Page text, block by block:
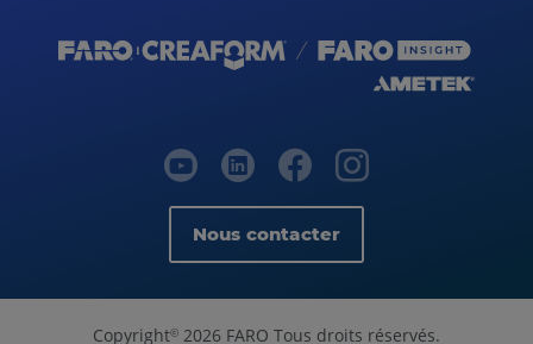
Nous contacter
Copyright© 2026 FARO Tous droits réservés.